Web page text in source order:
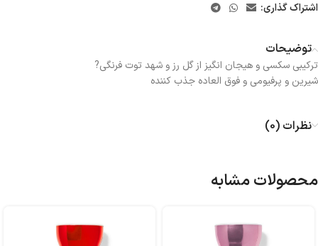
اشتراک گذاری:
توضیحات
ترکیبی سکسی و هیجان انگیز از گل رز و شهد توت فرنگی?
شیرین و پرفیومی و فوق العاده جذب کننده
نظرات (0)
محصولات مشابه